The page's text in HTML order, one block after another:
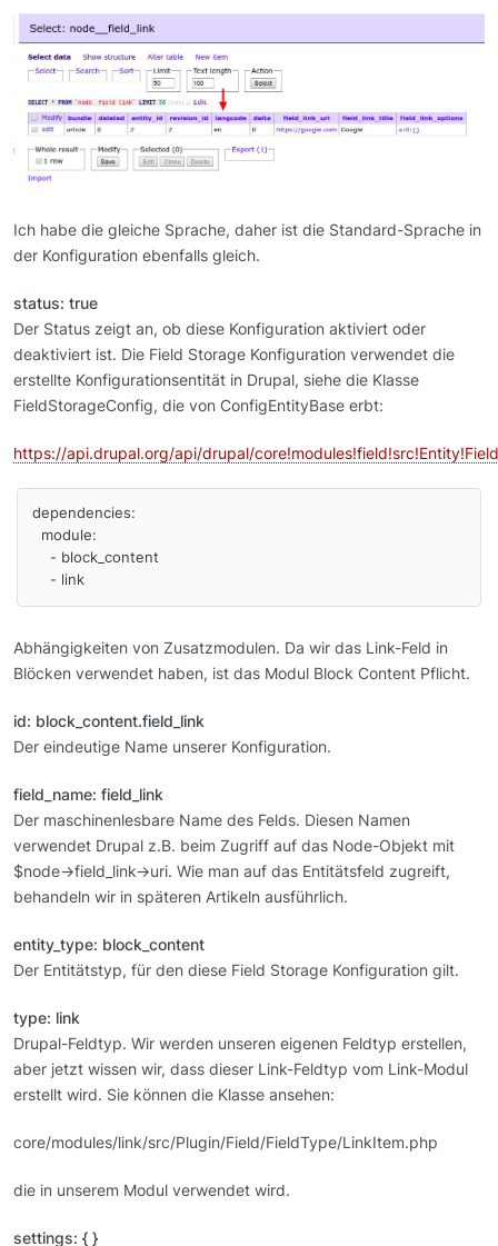
Ich habe die gleiche Sprache, daher ist die Standard-Sprache in
der Konfiguration ebenfalls gleich.
status: true
Der Status zeigt an, ob diese Konfiguration aktiviert oder
deaktiviert ist. Die Field Storage Konfiguration verwendet die
erstellte Konfigurationsentität in Drupal, siehe die Klasse
FieldStorageConfig, die von ConfigEntityBase erbt:
https://api.drupal.org/api/drupal/
dependencies:
    - link
Abhängigkeiten von Zusatzmodulen. Da wir das Link-Feld in
Blöcken verwendet haben, ist das Modul Block Content Pflicht.
id: block_content.field_link
Der eindeutige Name unserer Konfiguration.
field_name: field_link
Der maschinenlesbare Name des Felds. Diesen Namen
verwendet Drupal z.B. beim Zugriff auf das Node-Objekt mit
$node->field_link->uri. Wie man auf das Entitätsfeld zugreift,
behandeln wir in späteren Artikeln ausführlich.
entity_type: block_content
Der Entitätstyp, für den diese Field Storage Konfiguration gilt.
type: link
Drupal-Feldtyp. Wir werden unseren eigenen Feldtyp erstellen,
aber jetzt wissen wir, dass dieser Link-Feldtyp vom Link-Modul
erstellt wird. Sie können die Klasse ansehen:
core/modules/link/src/Plugin/Field/FieldType/LinkItem.php
die in unserem Modul verwendet wird.
settings: { }